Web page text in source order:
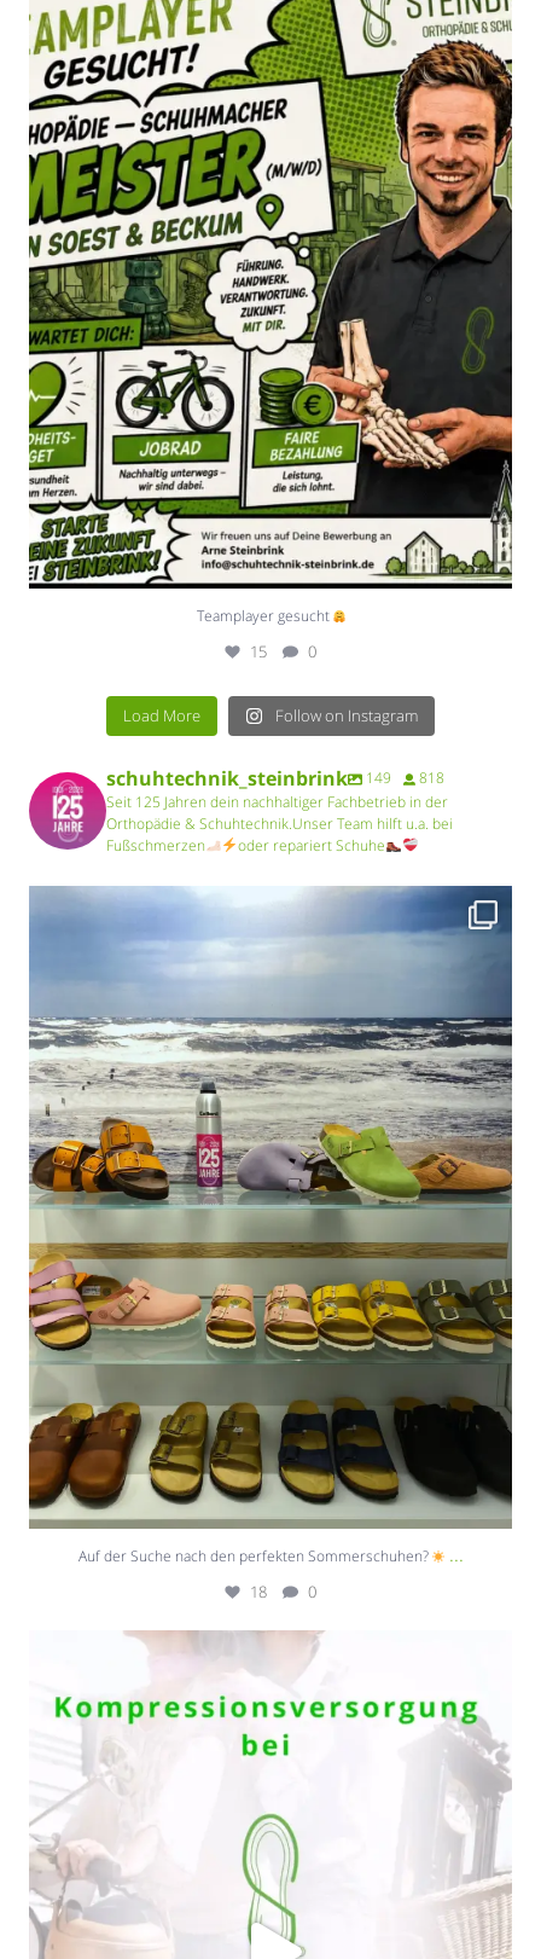
Teamplayer gesucht
15 0
Load More Follow on Instagram
schuhtechnik_steinbrink 149
818
Seit 125 Jahren dein nachhaltiger Fachbetrieb in der
Orthopädie & Schuhtechnik.Unser Team hilft u.a. bei
Fußschmerzen
oder repariert Schuhe
Auf der Suche nach den perfekten Sommerschuhen?
Auf der Suche nach den perfekten Sommerschuhen? ...
18 0
Die Temperaturen steigen – und eure Beine
7 0